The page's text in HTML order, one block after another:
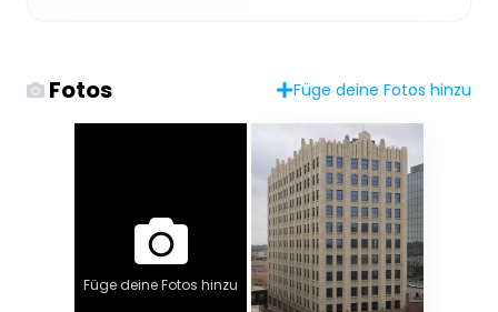
Fotos Füge deine Fotos hinzu
Füge deine Fotos hinzu